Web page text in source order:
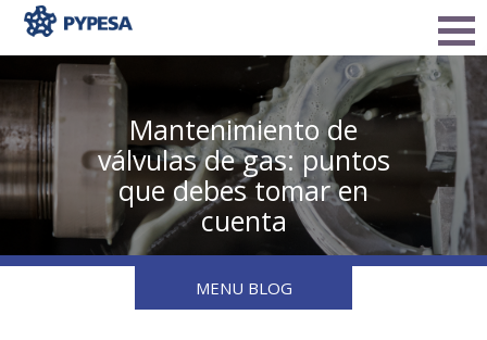
Mantenimiento de
válvulas de gas: puntos
que debes tomar en
cuenta
MENU BLOG